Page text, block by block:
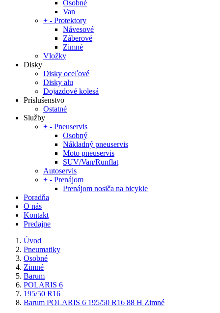
Osobné
Van
+ - Protektory
Návesové
Záberové
Zimné
Vložky
Disky
Disky oceľové
Disky alu
Dojazdové kolesá
Príslušenstvo
Ostatné
Služby
+ - Pneuservis
Osobný
Nákladný pneuservis
Moto pneuservis
SUV/Van/Runflat
Autoservis
+ - Prenájom
Prenájom nosiča na bicykle
Poradňa
O nás
Kontakt
Predajne
Úvod
Pneumatiky
Osobné
Zimné
Barum
POLARIS 6
195/50 R16
Barum POLARIS 6 195/50 R16 88 H Zimné